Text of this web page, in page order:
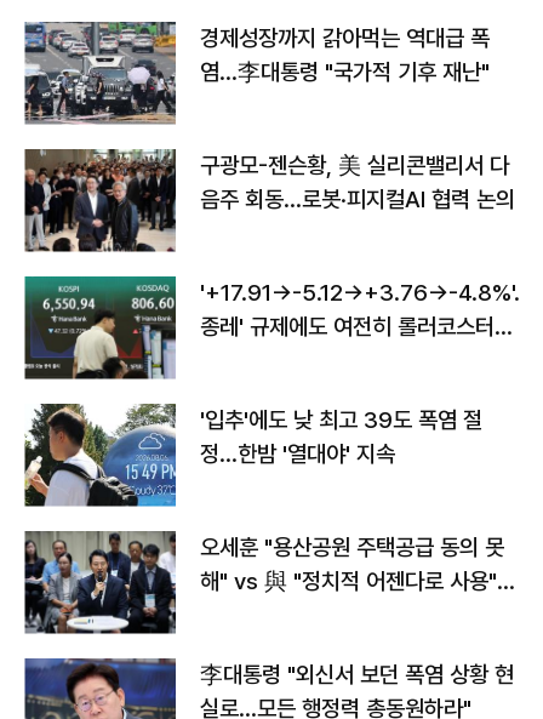
경제성장까지 갉아먹는 역대급 폭
염…李대통령 "국가적 기후 재난"
구광모-젠슨황, 美 실리콘밸리서 다
음주 회동…로봇·피지컬AI 협력 논의
'+17.91→-5.12→+3.76→-4.8%'…'
종레' 규제에도 여전히 롤러코스터
'입추'에도 낮 최고 39도 폭염 절
정…한밤 '열대야' 지속
오세훈 "용산공원 주택공급 동의 못
해" vs 與 "정치적 어젠다로 사용"
李대통령 "외신서 보던 폭염 상황 현
실로…모든 행정력 총동원하라"